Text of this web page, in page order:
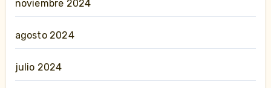
noviembre 2024
agosto 2024
julio 2024